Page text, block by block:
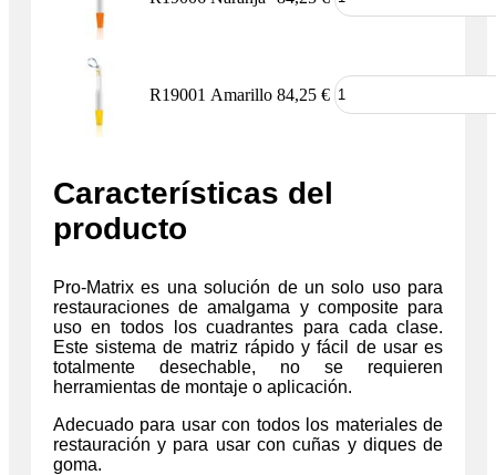
R19001 Amarillo 84,25 €
Características del
producto
Pro-Matrix es una solución de un solo uso para
restauraciones de amalgama y composite para
uso en todos los cuadrantes para cada clase.
Este sistema de matriz rápido y fácil de usar es
totalmente desechable, no se requieren
herramientas de montaje o aplicación.
Adecuado para usar con todos los materiales de
restauración y para usar con cuñas y diques de
goma.